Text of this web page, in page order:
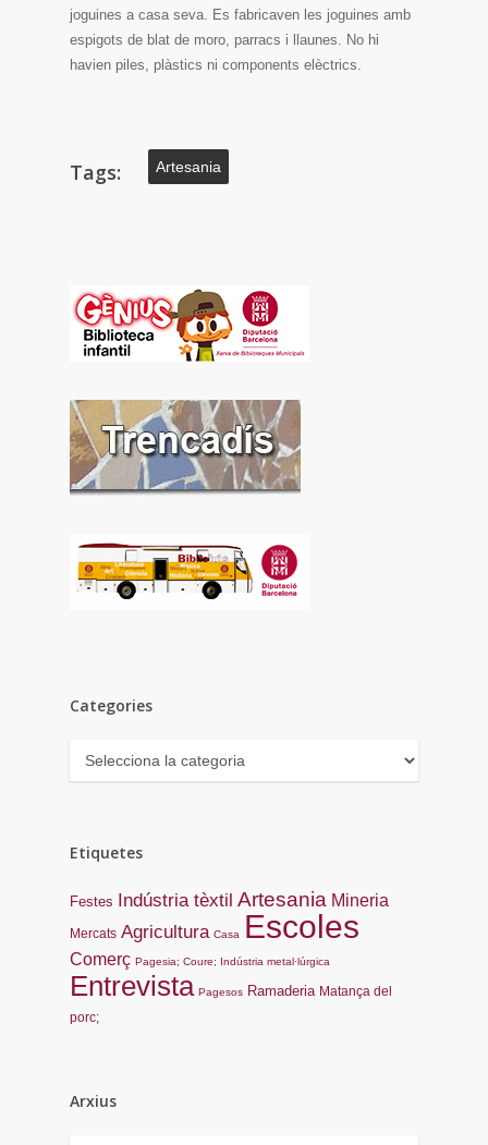
joguines a casa seva. Es fabricaven les joguines amb
espigots de blat de moro, parracs i llaunes. No hi
havien piles, plàstics ni components elèctrics.
Tags: Artesania
Categories
Categories
Etiquetes
Festes Indústria tèxtil Artesania Mineria
Mercats Agricultura Casa Escoles
Comerç Pagesia; Coure; Indústria metal·lúrgica
Entrevista Pagesos Ramaderia Matança del
porc;
Arxius